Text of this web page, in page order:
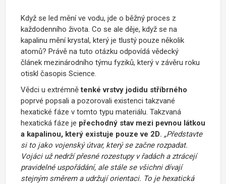
Když se led mění ve vodu, jde o běžný proces z
každodenního života. Co se ale děje, když se na
kapalinu mění krystal, který je tlustý pouze několik
atomů? Právě na tuto otázku odpovídá vědecký
článek mezinárodního týmu fyziků, který v závěru roku
otiskl časopis Science.
Vědci u extrémnětenké vrstvy jodidu stříbrného
poprvé popsali a pozorovali existenci takzvané
hexatické fáze v tomto typu materiálu. Takzvaná
hexatická fáze je přechodný stav mezi pevnou látkou
a kapalinou, který existuje pouze ve 2D. „Představte
si to jako vojenský útvar, který se začne rozpadat.
Vojáci už nedrží přesné rozestupy v řadách a ztrácejí
pravidelné uspořádání, ale stále se všichni dívají
stejným směrem a udržují orientaci. To je hexatická